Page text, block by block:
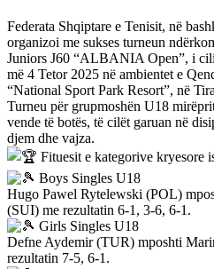
Federata Shqiptare e Tenisit, në
organizoi me sukses turneun
Juniors J60 “ALBANIA Open”, i
më 4 Tetor 2025 në ambientet e
“National Sport Park Resort”, në
Turneu për grupmoshën U18
vende të botës, të cilët garuan në
djem dhe vajza.
Fituesit e kategorive kryesore
Boys Singles U18
Hugo Pawel Rytelewski (POL)
(SUI) me rezultatin 6-1, 3-6, 6-1.
Girls Singles U18
Defne Aydemir (TUR) mposhti
rezultatin 7-5, 6-1.